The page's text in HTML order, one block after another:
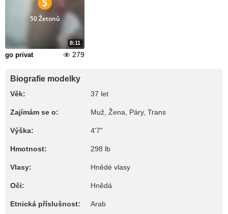
8:11
50 Žetonů
go privat 279
Biografie modelky
Věk: 37 let
Zajímám se o: Muž, Žena, Páry, Trans
Výška: 4'7"
Hmotnost: 298 lb
Vlasy: Hnědé vlasy
Oči: Hnědá
Etnická příslušnost: Arab